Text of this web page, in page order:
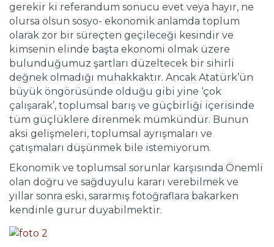
gerekir ki referandum sonucu evet veya hayır, ne
olursa olsun sosyo- ekonomik anlamda toplum
olarak zor bir süreçten geçileceği kesindir ve
kimsenin elinde başta ekonomi olmak üzere
bulunduğumuz şartları düzeltecek bir sihirli
değnek olmadığı muhakkaktır. Ancak Atatürk’ün
büyük öngörüsünde olduğu gibi yine ‘çok
çalışarak’, toplumsal barış ve güçbirliği içerisinde
tüm güçlüklere direnmek mümkündür. Bunun
aksi gelişmeleri, toplumsal ayrışmaları ve
çatışmaları düşünmek bile istemiyorum.
Ekonomik ve toplumsal sorunlar karşısında Önemli
olan doğru ve sağduyulu kararı verebilmek ve
yıllar sonra eski, sararmış fotoğraflara bakarken
kendinle gurur duyabilmektir.